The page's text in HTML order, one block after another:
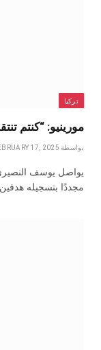
تركيا
مورينيو: “كنتم
بواسطة 17, 2025
يواصل يوسف
مجددًا بتسجيله هدفين في الفوز 3-1